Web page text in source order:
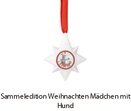
Sammeledition Weihnachten Mädchen mit
Hund